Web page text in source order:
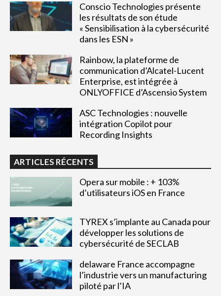
Conscio Technologies présente
les résultats de son étude
« Sensibilisation à la cybersécurité
dans les ESN »
Rainbow, la plateforme de
communication d’Alcatel-Lucent
Enterprise, est intégrée à
ONLYOFFICE d’Ascensio System
ASC Technologies : nouvelle
intégration Copilot pour
Recording Insights
ARTICLES RÉCENTS
Opera sur mobile : + 103%
d’utilisateurs iOS en France
TYREX s’implante au Canada pour
développer les solutions de
cybersécurité de SECLAB
delaware France accompagne
l’industrie vers un manufacturing
piloté par l’IA